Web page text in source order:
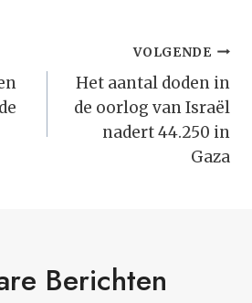
VOLGENDE
Het aantal doden in
de oorlog van Israël
nadert 44.250 in
Gaza
Berichten